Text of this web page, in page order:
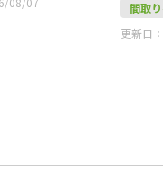
間取
更新日